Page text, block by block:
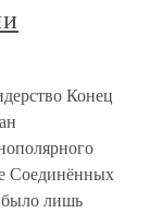
Конец
Соединённых
было лишь